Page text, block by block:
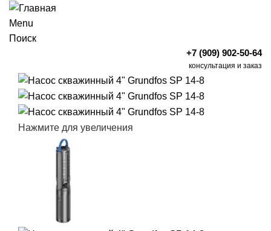
Menu
Поиск
+7 (909) 902-50-64
консультация и заказ
Нажмите для увеличения